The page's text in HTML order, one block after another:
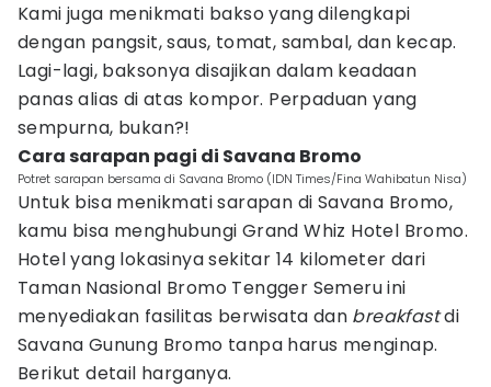
Kami juga menikmati bakso yang dilengkapi
dengan pangsit, saus, tomat, sambal, dan kecap.
Lagi-lagi, baksonya disajikan dalam keadaan
panas alias di atas kompor. Perpaduan yang
sempurna, bukan?!
Cara sarapan pagi di Savana Bromo
Potret sarapan bersama di Savana Bromo (IDN Times/Fina Wahibatun Nisa)
Untuk bisa menikmati sarapan di Savana Bromo,
kamu bisa menghubungi Grand Whiz Hotel Bromo.
Hotel yang lokasinya sekitar 14 kilometer dari
Taman Nasional Bromo Tengger Semeru ini
menyediakan fasilitas berwisata dan breakfastdi
Savana Gunung Bromo tanpa harus menginap.
Berikut detail harganya.